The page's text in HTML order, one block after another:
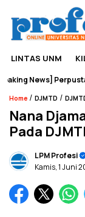
LINTAS UNM
News]
Home / DJMTD /
Nana
Pada
LPM Profesi
Kamis, 1 Juni